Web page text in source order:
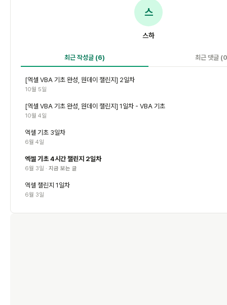
스
스하
최근 작성글 (6) 최근 댓글
[엑셀 VBA 기초 완성, 원데이 챌린지] 2일차
10월 5일
[엑셀 VBA 기초 완성, 원데이 챌린지] 1일차 - VBA 기초
10월 4일
엑셀 기초 3일차
6월 4일
엑셀 기초 4시간 챌린지 2일차
6월 3일 · 지금 보는 글
엑셀 챌린지 1일차
6월 3일